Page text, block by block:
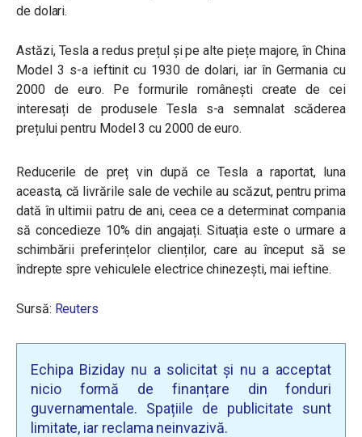
de dolari.
Astăzi, Tesla a redus prețul și pe alte piețe majore, în China
Model 3 s-a ieftinit cu 1930 de dolari, iar în Germania cu
2000 de euro. Pe formurile românești create de cei
interesați de produsele Tesla s-a semnalat scăderea
prețului pentru Model 3 cu 2000 de euro.
Reducerile de preț vin după ce Tesla a raportat, luna
aceasta, că livrările sale de vechile au scăzut, pentru prima
dată în ultimii patru de ani, ceea ce a determinat compania
să concedieze 10% din angajați. Situația este o urmare a
schimbării preferințelor clienților, care au început să se
îndrepte spre vehiculele electrice chinezești, mai ieftine.
Sursă: Reuters
Echipa Biziday nu a solicitat și nu a acceptat
nicio formă de finanțare din fonduri
guvernamentale. Spațiile de publicitate sunt
limitate, iar reclama neinvazivă.